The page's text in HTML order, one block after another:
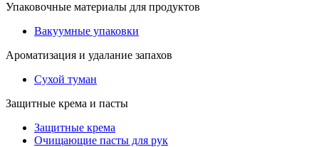
Упаковочные материалы для продуктов
Вакуумные упаковки
Ароматизация и удалание запахов
Сухой туман
Защитные крема и пасты
Защитные крема
Очищающие пасты для рук